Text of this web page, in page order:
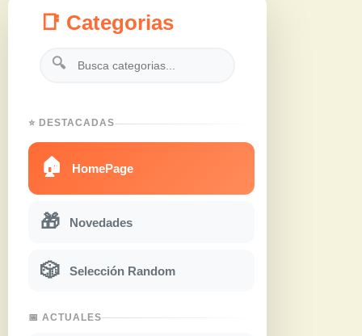
📑 Categorias
🔍
⭐ DESTACADAS
🏠 HomePage
🎁 Novedades
🎲 Selección Random
📅 ACTUALES